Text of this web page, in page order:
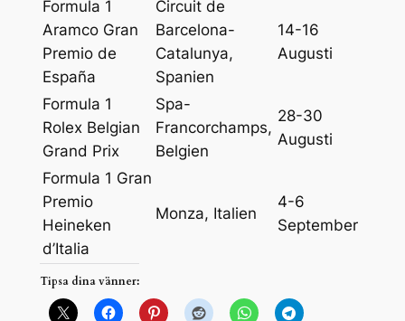
Formula 1
Aramco Gran
Premio de
España
Circuit de
Barcelona-
Catalunya,
Spanien
14-16
Augusti
Formula 1
Rolex Belgian
Grand Prix
Spa-
Francorchamps,
Belgien
28-30
Augusti
Formula 1 Gran
Premio
Heineken
d’Italia
Monza, Italien
4-6
September
Tipsa dina vänner: